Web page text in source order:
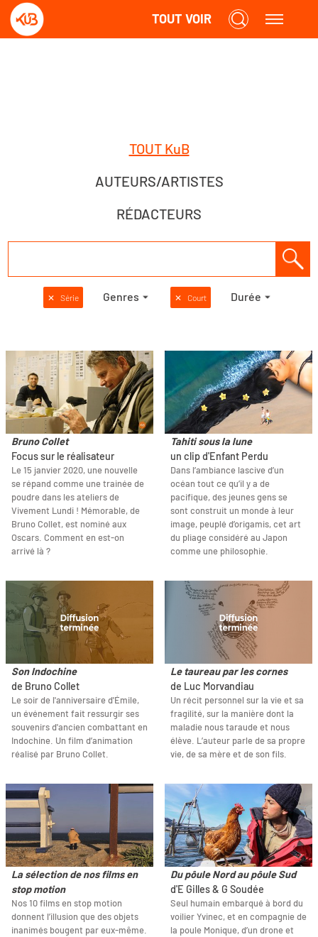
TOUT VOIR
TOUT KuB
AUTEURS/ARTISTES
RÉDACTEURS
✕ Série Genres ✕ Court Durée
Bruno Collet
Focus sur le réalisateur
Le 15 janvier 2020, une nouvelle
se répand comme une trainée de
poudre dans les ateliers de
Vivement Lundi ! Mémorable, de
Bruno Collet, est nominé aux
Oscars. Comment en est-on
arrivé là ?
Tahiti sous la lune
un clip d'Enfant Perdu
Dans l’ambiance lascive d’un
océan tout ce qu’il y a de
pacifique, des jeunes gens se
sont construit un monde à leur
image, peuplé d’origamis, cet art
du pliage considéré au Japon
comme une philosophie.
Son Indochine
de Bruno Collet
Le soir de l'anniversaire d'Émile,
un événement fait ressurgir ses
souvenirs d'ancien combattant en
Indochine. Un film d’animation
réalisé par Bruno Collet.
Le taureau par les cornes
de Luc Morvandiau
Un récit personnel sur la vie et sa
fragilité, sur la manière dont la
maladie nous taraude et nous
élève. L’auteur parle de sa propre
vie, de sa mère et de son fils.
La sélection de nos films en
stop motion
Nos 10 films en stop motion
donnent l’illusion que des objets
inanimés bougent par eux-même.
Du pôule Nord au pôule Sud
d'E Gilles & G Soudée
Seul humain embarqué à bord du
voilier Yvinec, et en compagnie de
la poule Monique, d’un drone et